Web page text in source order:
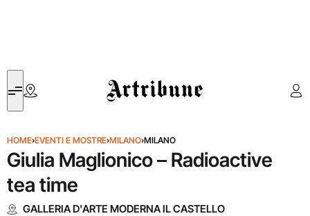
Artribune
HOME›EVENTI E MOSTRE›MILANO›MILANO
Giulia Maglionico – Radioactive
tea time
GALLERIA D'ARTE MODERNA IL CASTELLO